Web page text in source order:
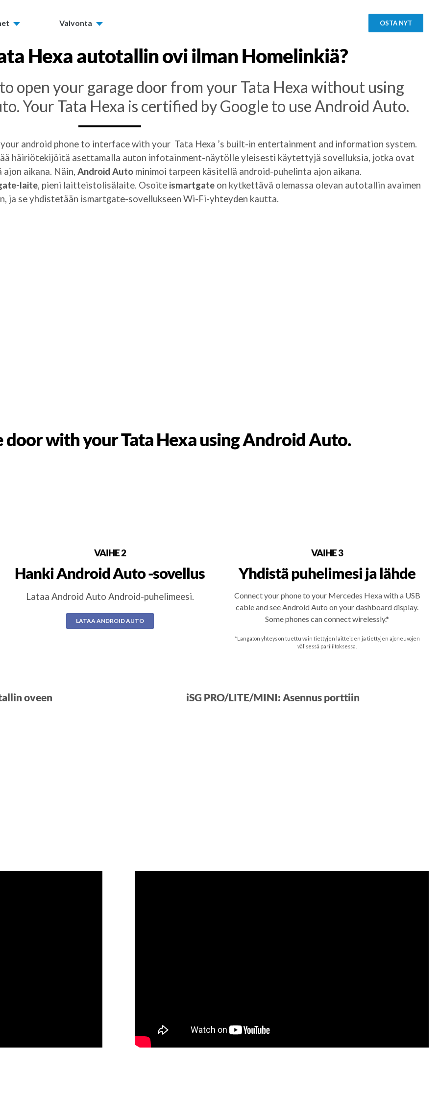
Valvonta OSTA NYT
Hexaautotallin ovi ilman Homelinkiä?
open your garage door from your Tata Hexa without using
Your Tata Hexa is certified by Google to use Android Auto.
android phone to interface with your Tata Hexa ’s built-in entertainment and information system.
häiriötekijöitä asettamalla auton infotainment-näytölle yleisesti käytettyjä sovelluksia, jotka ovat
aikana. Näin, Android Autominimoi tarpeen käsitellä android-puhelinta ajon aikana.
laite, pieni laitteistolisälaite. Osoite ismartgateon kytkettävä olemassa olevan autotallin avaimen
ja se yhdistetään ismartgate-sovellukseen Wi-Fi-yhteyden kautta.
door with your Tata Hexa using Android Auto.
VAIHE 2
Hanki Android Auto -sovellus
Lataa Android Auto Android-puhelimeesi.
LATAA ANDROID AUTO
VAIHE 3
Yhdistä puhelimesi ja lähde
Connect your phone to your Mercedes Hexa with a USB
cable and see Android Auto on your dashboard display.
Some phones can connect wirelessly.*
*Langaton yhteys on tuettu vain tiettyjen laitteiden ja tiettyjen ajoneuvojen
välisessä pariliitoksessa.
oveen iSG PRO/LITE/MINI: Asennus porttiin